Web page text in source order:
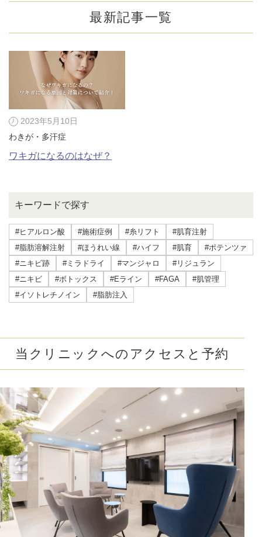
井畑 峰紀 医師 安形省吾 医師
キーワードで探す
#ヒアルロン酸 #施術症例 #糸リフト
#肌育注射
#脂肪溶解注射
#ほうれい線 #ハイフ #肌育
#ポテンツァ
#ニキビ跡
#ミラドライ #マンジャロ
#リジュラン
#ニキビ
#ボトックス #Eライン #FAGA
#肌管理
#イソトレチノイン
#脂肪注入
最新記事一覧
2023年5月10日
わきが・多汗症
ワキガになるのはなぜ？
当クリニックへのアクセスと予約